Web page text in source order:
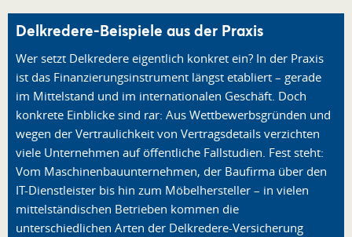
Delkredere-Beispiele aus der Praxis
Wer setzt Delkredere eigentlich konkret ein? In der Praxis
ist das Finanzierungsinstrument längst etabliert – gerade
im Mittelstand und im internationalen Geschäft. Doch
konkrete Einblicke sind rar: Aus Wettbewerbsgründen und
wegen der Vertraulichkeit von Vertragsdetails verzichten
viele Unternehmen auf öffentliche Fallstudien. Fest steht:
Vom Maschinenbauunternehmen, der Baufirma über den
IT-Dienstleister bis hin zum Möbelhersteller – in vielen
mittelständischen Betrieben kommen die
unterschiedlichen Arten der Delkredere-Versicherung